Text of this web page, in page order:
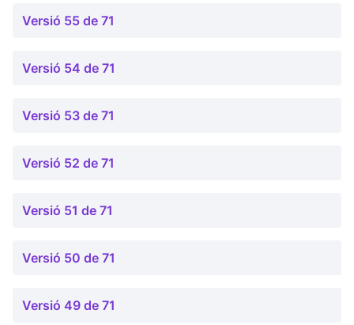
Versió 55 de 71
Versió 54 de 71
Versió 53 de 71
Versió 52 de 71
Versió 51 de 71
Versió 50 de 71
Versió 49 de 71